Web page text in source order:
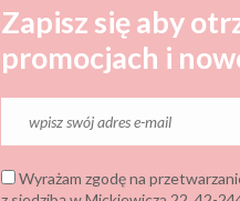
Zapisz się aby
promocjach i
Wyrażam zgodę na